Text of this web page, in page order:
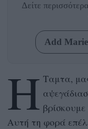
Δείτε
Add
H Ταμτα, μας
Αυτή τη φορά